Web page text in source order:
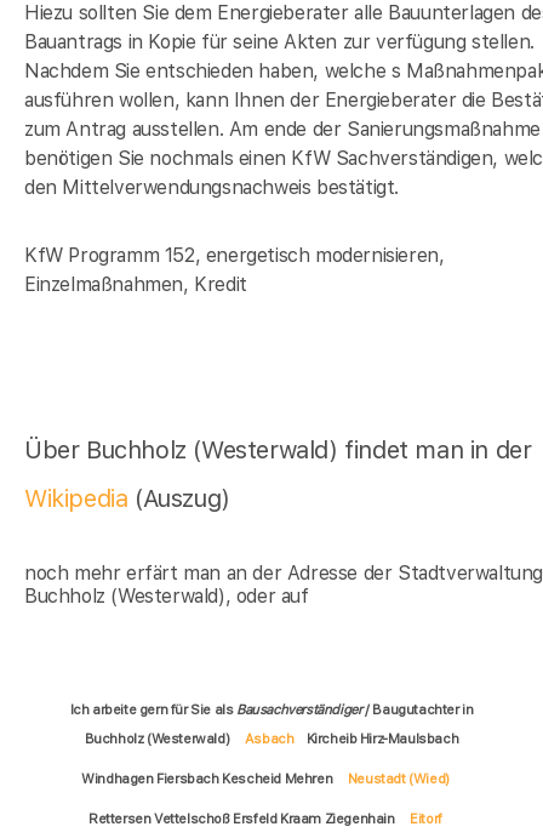
Hiezu sollten Sie dem Energieberater alle Bauunterlagen
Bauantrags in Kopie für seine Akten zur verfügung stellen.
Nachdem Sie entschieden haben, welche s
ausführen wollen, kann Ihnen der Energieberater die
zum Antrag ausstellen. Am ende der Sanierungsmaßnahme
benötigen Sie nochmals einen KfW Sachverständigen,
den Mittelverwendungsnachweis bestätigt.
KfW Programm 152, energetisch modernisieren,
Einzelmaßnahmen, Kredit
Über Buchholz (Westerwald) findet man in der
Wikipedia (Auszug)
noch mehr erfärt man an der Adresse der
Buchholz (Westerwald), oder auf
Ich arbeite gern für Sie als Bausachverständiger/ Baugutachter in
Buchholz (Westerwald)
Asbach Kircheib Hirz-Maulsbach
Windhagen Fiersbach Kescheid Mehren Neustadt (Wied)
Rettersen Vettelschoß Ersfeld Kraam Ziegenhain
Eitorf